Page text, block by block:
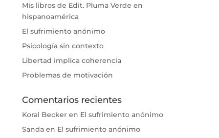
Mis libros de Edit. Pluma Verde en
hispanoamérica
El sufrimiento anónimo
Psicología sin contexto
Libertad implica coherencia
Problemas de motivación
Comentarios recientes
Koral Beckeren El sufrimiento anónimo
Sandaen El sufrimiento anónimo